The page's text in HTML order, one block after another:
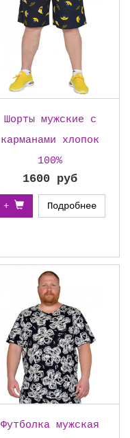
Шорты мужские с
карманами хлопок
100%
1600 руб
+ Подробнее
Футболка мужская